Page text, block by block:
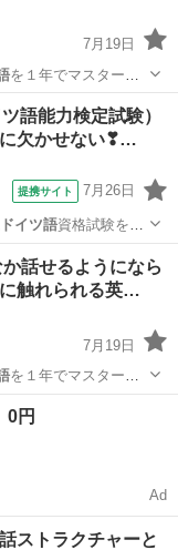
7月19日
を１年でマスターで
語能力検定試験）
に欠かせない❣…
提携サイト 7月26日
ドイツ語資格試験を実
流が…
話せるようになら
触れられる英…
7月19日
を１年でマスターで
円
Ad
ストラクチャーと